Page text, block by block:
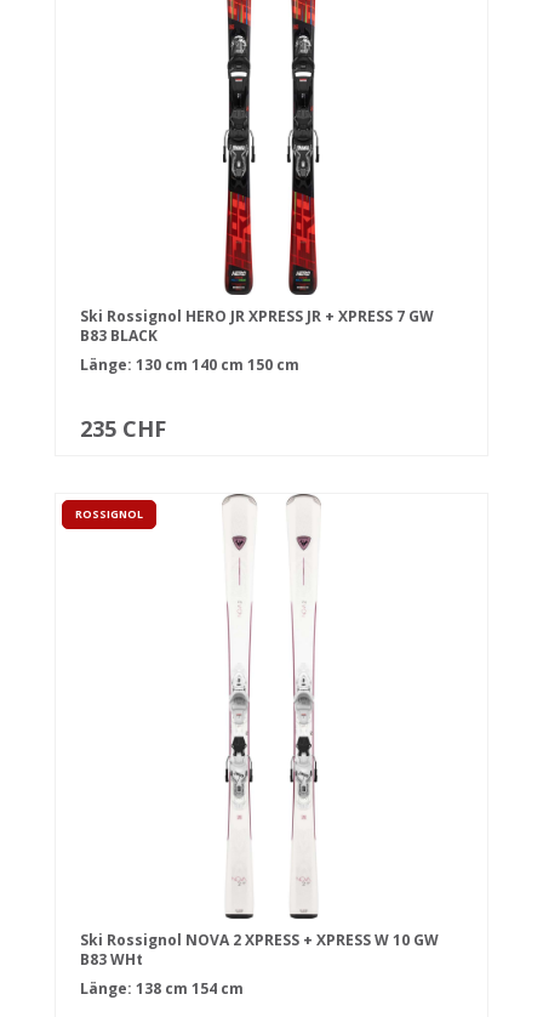
Ski Rossignol HERO JR XPRESS JR + XPRESS 7 GW
B83 BLACK
Länge: 130 cm 140 cm 150 cm
235 CHF
ROSSIGNOL
Ski Rossignol NOVA 2 XPRESS + XPRESS W 10 GW
B83 WHt
Länge: 138 cm 154 cm